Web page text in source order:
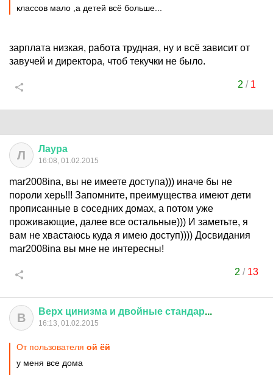
классов мало ,а детей всё больше...
зарплата низкая, работа трудная, ну и всё зависит от
завучей и директора, чтоб текучки не было.
2 / 1
Л Лаура
16:08, 01.02.2015
mar2008ina, вы не имеете доступа))) иначе бы не
пороли херь!!! Запомните, преимущества имеют дети
прописанные в соседних домах, а потом уже
проживающие, далее все остальные))) И заметьте, я
вам не хвастаюсь куда я имею доступ)))) Досвидания
mar2008ina вы мне не интересны!
2 / 13
В Верх цинизма и двойные стандар...
16:13, 01.02.2015
От пользователя ой ёй
у меня все дома